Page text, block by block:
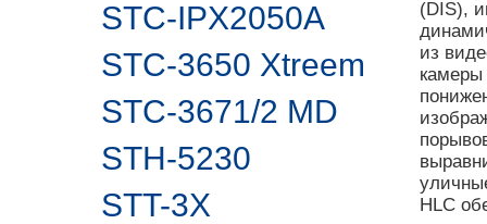
STC-IPX2050A
STC-3650 Xtreem
STC-3671/2 MD
STH-5230
STT-3X
(DIS),
из
HLC